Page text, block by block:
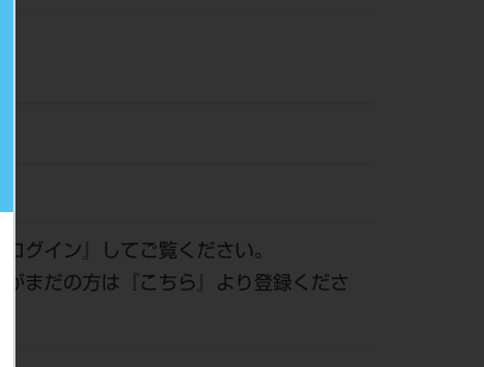
ログイン 』してご覧ください。
まだの方は『
こちら
』より登録くださ